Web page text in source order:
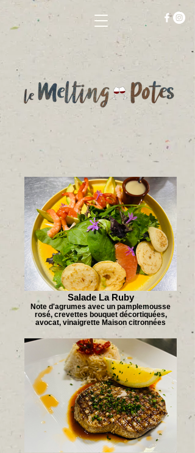
Salade La Ruby
Note d'agrumes avec un pamplemousse
rosé, crevettes bouquet décortiquées,
avocat, vinaigrette Maison citronnées